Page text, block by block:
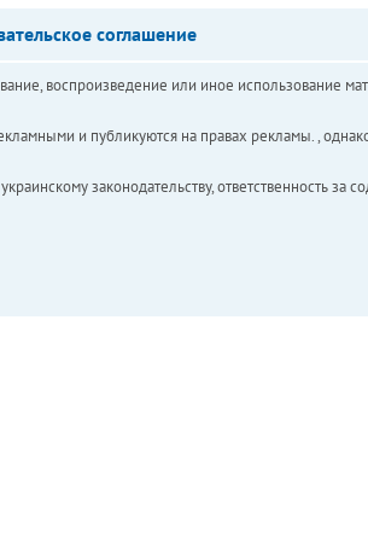
соглашение
воспроизведение или иное использование
и публикуются на правах рекламы. ,
законодательству, ответственность за